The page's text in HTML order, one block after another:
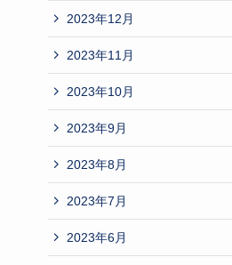
2023年12月
2023年11月
2023年10月
2023年9月
2023年8月
2023年7月
2023年6月